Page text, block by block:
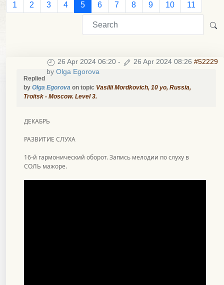
1 2 3 4 5 6 7 8 9 10 11
26 Apr 2024 06:20 - 26 Apr 2024 08:26 #52229
by Olga Egorova
Replied
by Olga Egorova on topic Vasilii Mordkovich, 10 уо, Russia,
Troitsk - Moscow. Level 3.
ДЕКАБРЬ
РАЗВИТИЕ СЛУХА
16-й гармонический оборот. Запись мелодии по слуху в
СОЛЬ мажоре.